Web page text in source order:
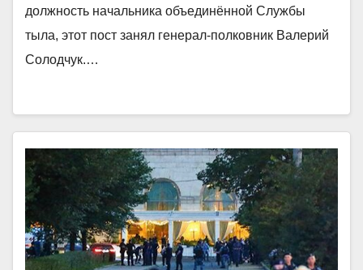
должность начальника объединённой Службы
тыла, этот пост занял генерал-полковник Валерий
Солодчук.…